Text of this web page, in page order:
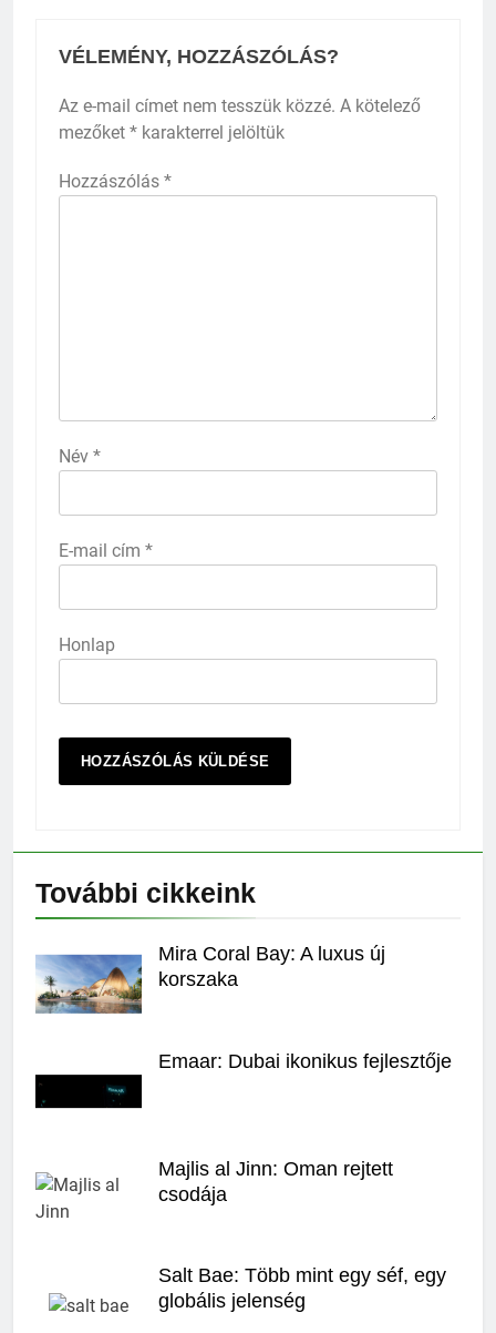
VÉLEMÉNY, HOZZÁSZÓLÁS?
Az e-mail címet nem tesszük közzé. A kötelező
mezőket * karakterrel jelöltük
Hozzászólás *
Név *
E-mail cím *
Honlap
További cikkeink
Mira Coral Bay: A luxus új
korszaka
Emaar: Dubai ikonikus fejlesztője
Majlis al Jinn: Oman rejtett
csodája
Salt Bae: Több mint egy séf, egy
globális jelenség